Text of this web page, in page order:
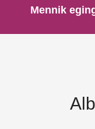
Mennik